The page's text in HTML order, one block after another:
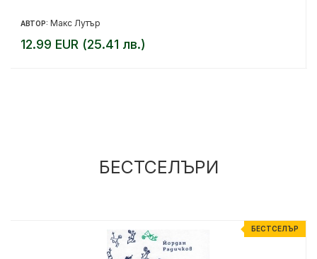
АВТОР: Макс Лутър
12.99 EUR (25.41 лв.)
БЕСТСЕЛЪРИ
БЕСТСЕЛЪР